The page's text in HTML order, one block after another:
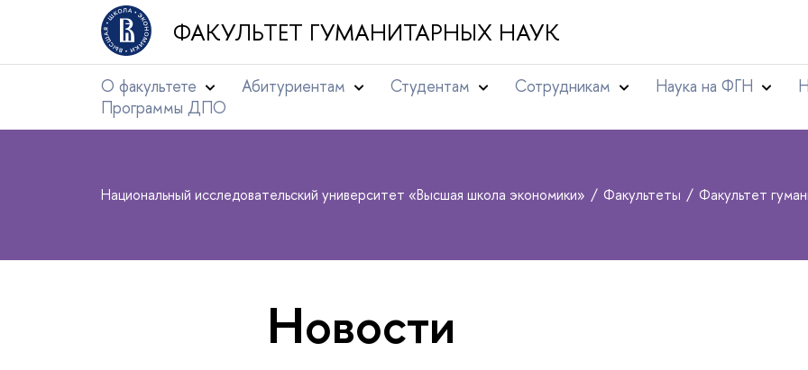
ФАКУЛЬТЕТ ГУМАНИТАРНЫХ НАУК
О факультете Абитуриентам Студентам Сотрудникам Наука на ФГН
Программы ДПО
Национальный исследовательский университет «Высшая школа экономики» Факультеты Факультет
Новости